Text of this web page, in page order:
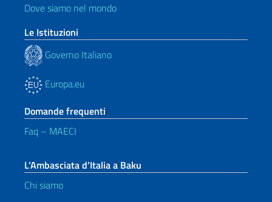
Dove siamo nel mondo
Le Istituzioni
Governo Italiano
Europa.eu
Domande frequenti
Faq – MAECI
L’Ambasciata d’Italia a Baku
Chi siamo